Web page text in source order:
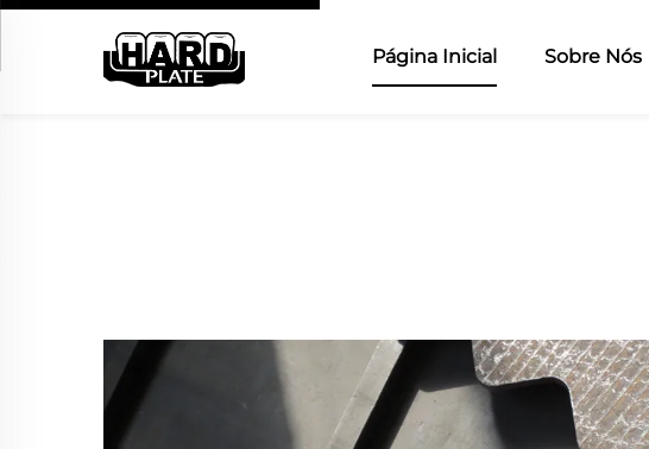
Página Inicial Sobre Nós